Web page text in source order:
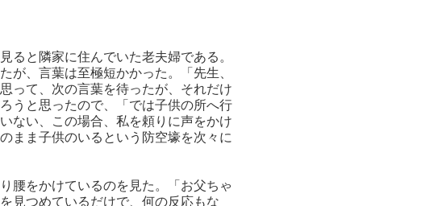
ると隣家に住んでいた老夫婦である。
が、言葉は至極短かかった。「先生、
って、次の言葉を待ったが、それだけ
うと思ったので、「では子供の所へ行
ない、この場合、私を頼りに声をかけ
まま子供のいるという防空壕を次々に
腰をかけているのを見た。「お父ちゃ
見つめているだけで、何の反応もな